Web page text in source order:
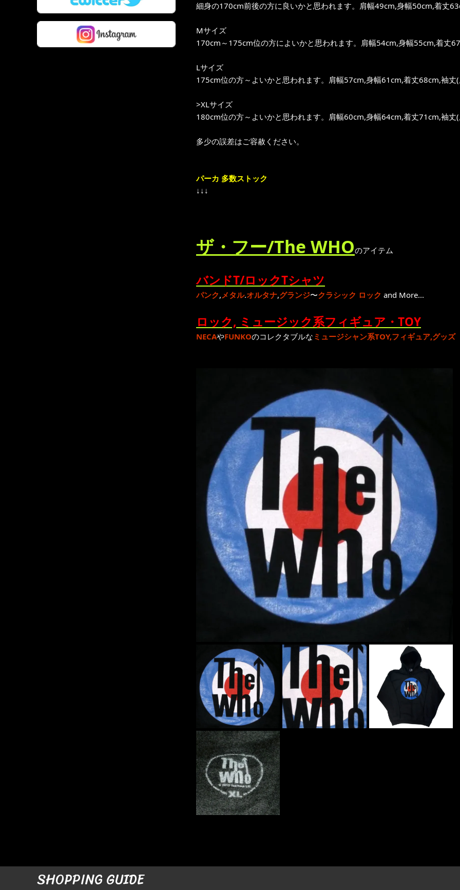
細身の170cm前後の方に良いかと思われます。肩幅49cm,身幅50cm,着丈
Mサイズ
170cm～175cm位の方によいかと思われます。肩幅54cm,身幅55cm,着丈
Lサイズ
175cm位の方～よいかと思われます。肩幅57cm,身幅61cm,着丈68cm,袖丈
>XLサイズ
180cm位の方～よいかと思われます。肩幅60cm,身幅64cm,着丈71cm,袖丈
多少の誤差はご容赦ください。
パーカ 多数ストック
↓↓↓
ザ・フー/The WHOのアイテム
バンドT/ロックTシャツ
パンク,メタル.オルタナ,グランジ〜クラシック ロック and More...
ロック, ミュージック系フィギュア・TOY
NECAやFUNKOのコレクタブルな ミュージシャン系TOY,フィギュア,グッズ
SHOPPING GUIDE